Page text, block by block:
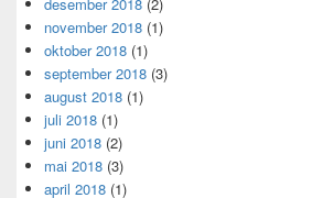
desember 2018 (2)
november 2018 (1)
oktober 2018 (1)
september 2018 (3)
august 2018 (1)
juli 2018 (1)
juni 2018 (2)
mai 2018 (3)
april 2018 (1)